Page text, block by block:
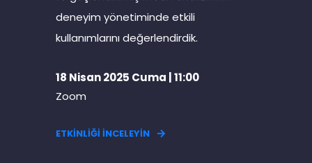
deneyim yönetiminde etkili
kullanımlarını değerlendirdik.
18 Nisan 2025 Cuma | 11:00
Zoom
ETKİNLİĞİ İNCELEYİN